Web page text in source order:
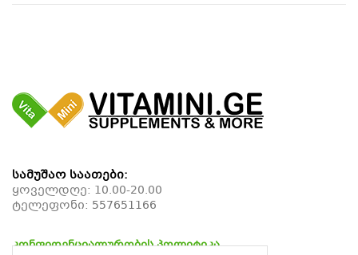
სამუშაო საათები:
ყოველდღე: 10.00-20.00
ტელეფონი: 557651166
კონფიდენციალურობის პოლიტიკა